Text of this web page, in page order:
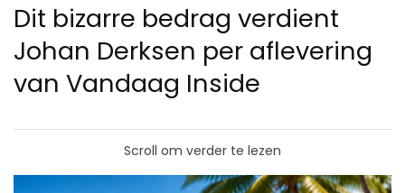
Dit bizarre bedrag verdient
Johan Derksen per aflevering
van Vandaag Inside
Scroll om verder te lezen